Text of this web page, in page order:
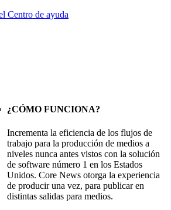
Centro de ayuda
¿CÓMO FUNCIONA?
Incrementa la eficiencia de los flujos de
trabajo para la producción de medios a
niveles nunca antes vistos con la solución
de software número 1 en los Estados
Unidos. Core News otorga la experiencia
de producir una vez, para publicar en
distintas salidas para medios.